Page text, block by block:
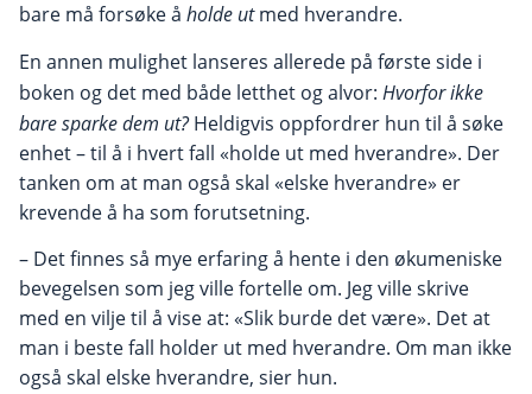
bare må forsøke å holde utmed hverandre.
En annen mulighet lanseres allerede på første side i
boken og det med både letthet og alvor: Hvorfor ikke
bare sparke dem ut?Heldigvis oppfordrer hun til å søke
enhet – til å i hvert fall «holde ut med hverandre». Der
tanken om at man også skal «elske hverandre» er
krevende å ha som forutsetning.
– Det finnes så mye erfaring å hente i den økumeniske
bevegelsen som jeg ville fortelle om. Jeg ville skrive
med en vilje til å vise at: «Slik burde det være». Det at
man i beste fall holder ut med hverandre. Om man ikke
også skal elske hverandre, sier hun.